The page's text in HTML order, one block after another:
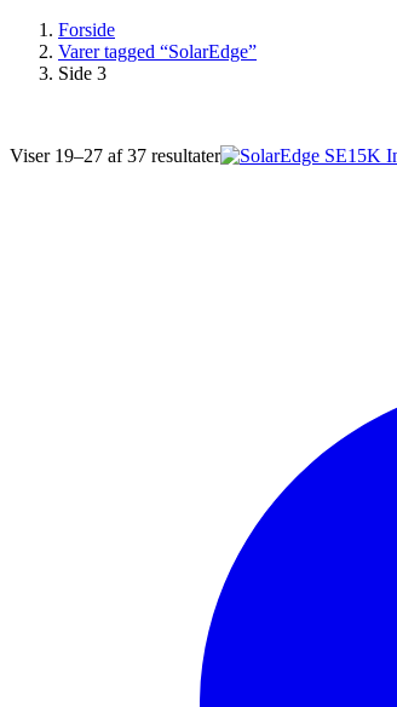
Forside
Varer tagged “SolarEdge”
Side 3
Viser 19–27 af 37 resultaterSorteret